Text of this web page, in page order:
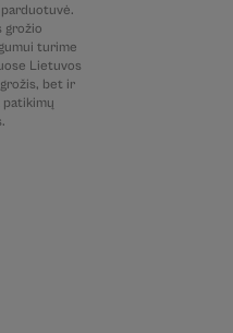
grožio
turime
Lietuvos
bet ir
patikimų